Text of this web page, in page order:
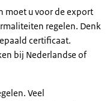
moet u voor de export
regelen. Denk
certificaat.
bij Nederlandse of
Veel